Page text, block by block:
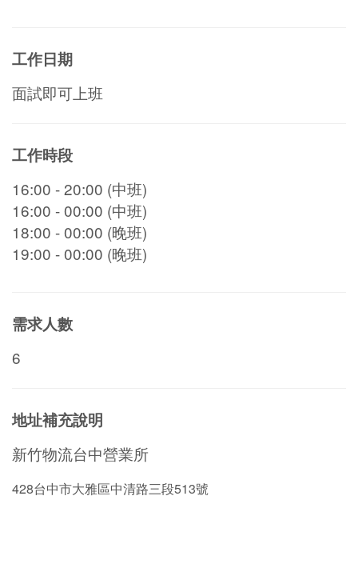
工作日期
面試即可上班
工作時段
16:00 - 20:00 (中班)
16:00 - 00:00 (中班)
18:00 - 00:00 (晚班)
19:00 - 00:00 (晚班)
需求人數
6
地址補充說明
新竹物流台中營業所
428台中市大雅區中清路三段513號